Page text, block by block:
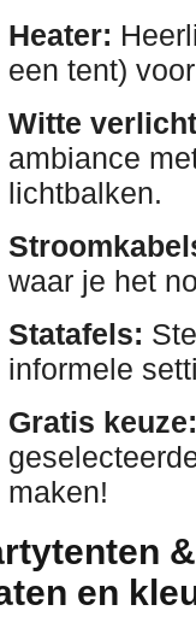
Heater:
een tent)
Witte
ambiance
lichtbalken.
waar je het
Statafels:
informele
Gratis keuze:
maken!
en